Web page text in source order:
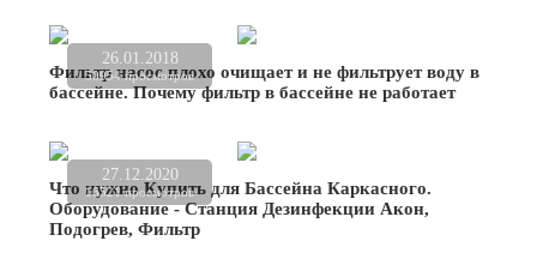
26.01.2018
50954 просмотров
Фильтр насос плохо очищает и не фильтрует воду в
бассейне. Почему фильтр в бассейне не работает
27.12.2020
16521 просмотров
Что нужно Купить для Бассейна Каркасного.
Оборудование - Станция Дезинфекции Акон,
Подогрев, Фильтр